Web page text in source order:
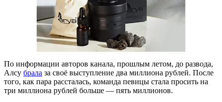
По информации авторов канала, прошлым летом, до развода,
Алсу брала за своё выступление два миллиона рублей. После
того, как пара рассталась, команда певицы стала просить на
три миллиона рублей больше — пять миллионов.